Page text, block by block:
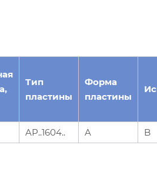
Тип
пластины
Форма
пластины
AP..1604.. A B